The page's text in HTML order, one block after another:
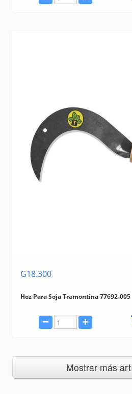
G18.300
Hoz Para Soja Tramontina 77692-005
Mostrar más